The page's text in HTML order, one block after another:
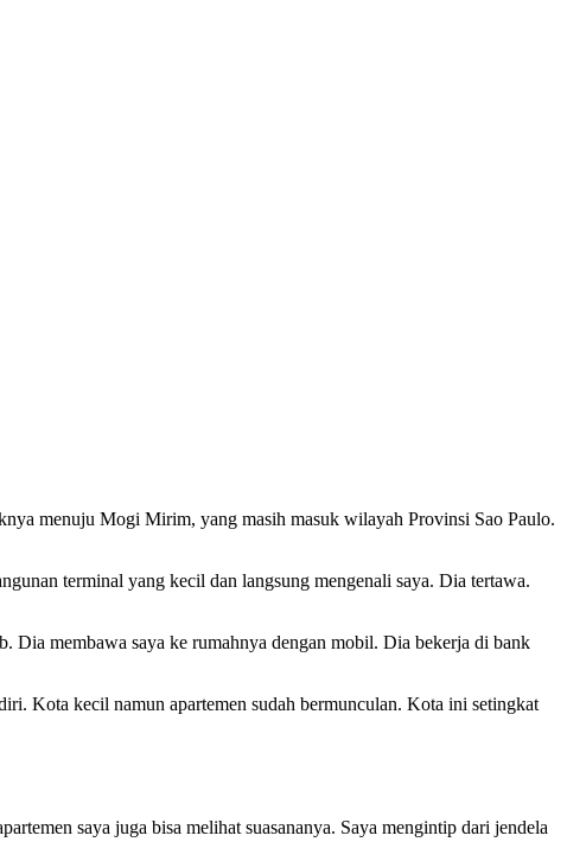
menuju Mogi Mirim, yang masih masuk wilayah Provinsi Sao Paulo.
terminal yang kecil dan langsung mengenali saya. Dia tertawa.
Dia membawa saya ke rumahnya dengan mobil. Dia bekerja di bank
Kota kecil namun apartemen sudah bermunculan. Kota ini setingkat
saya juga bisa melihat suasananya. Saya mengintip dari jendela